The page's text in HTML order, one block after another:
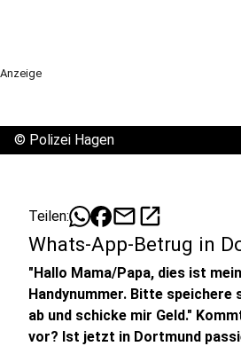
Anzeige
© Polizei Hagen
Teilen: mailopen_in_new
Whats-App-Betrug in
"Hallo Mama/Papa, dies ist
Handynummer. Bitte speichere
ab und schicke mir Geld."
vor? Ist jetzt in Dortmund